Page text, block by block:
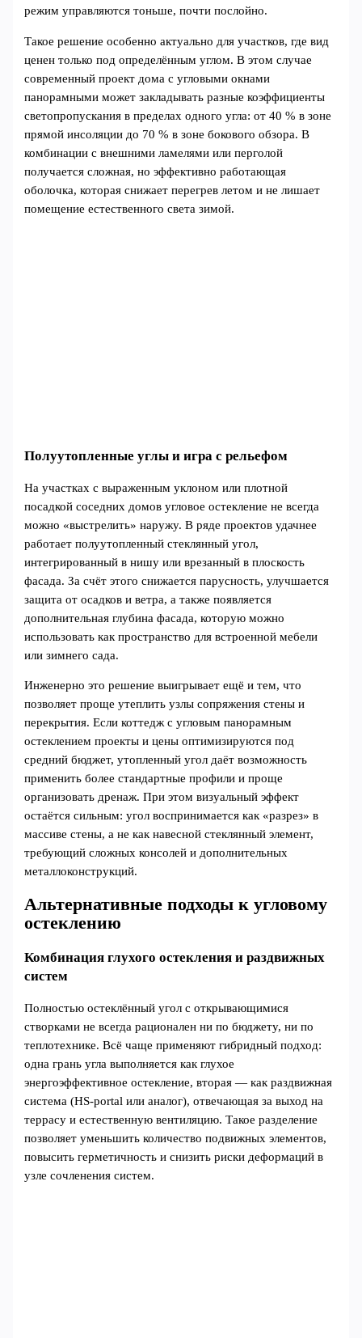
режим управляются тоньше, почти послойно.
Такое решение особенно актуально для участков, где вид
ценен только под определённым углом. В этом случае
современный проект дома с угловыми окнами
панорамными может закладывать разные коэффициенты
светопропускания в пределах одного угла: от 40 % в зоне
прямой инсоляции до 70 % в зоне бокового обзора. В
комбинации с внешними ламелями или перголой
получается сложная, но эффективно работающая
оболочка, которая снижает перегрев летом и не лишает
помещение естественного света зимой.
Полуутопленные углы и игра с рельефом
На участках с выраженным уклоном или плотной
посадкой соседних домов угловое остекление не всегда
можно «выстрелить» наружу. В ряде проектов удачнее
работает полуутопленный стеклянный угол,
интегрированный в нишу или врезанный в плоскость
фасада. За счёт этого снижается парусность, улучшается
защита от осадков и ветра, а также появляется
дополнительная глубина фасада, которую можно
использовать как пространство для встроенной мебели
или зимнего сада.
Инженерно это решение выигрывает ещё и тем, что
позволяет проще утеплить узлы сопряжения стены и
перекрытия. Если коттедж с угловым панорамным
остеклением проекты и цены оптимизируются под
средний бюджет, утопленный угол даёт возможность
применить более стандартные профили и проще
организовать дренаж. При этом визуальный эффект
остаётся сильным: угол воспринимается как «разрез» в
массиве стены, а не как навесной стеклянный элемент,
требующий сложных консолей и дополнительных
металлоконструкций.
Альтернативные подходы к угловому
остеклению
Комбинация глухого остекления и раздвижных
систем
Полностью остеклённый угол с открывающимися
створками не всегда рационален ни по бюджету, ни по
теплотехнике. Всё чаще применяют гибридный подход:
одна грань угла выполняется как глухое
энергоэффективное остекление, вторая — как раздвижная
система (HS‑portal или аналог), отвечающая за выход на
террасу и естественную вентиляцию. Такое разделение
позволяет уменьшить количество подвижных элементов,
повысить герметичность и снизить риски деформаций в
узле сочленения систем.